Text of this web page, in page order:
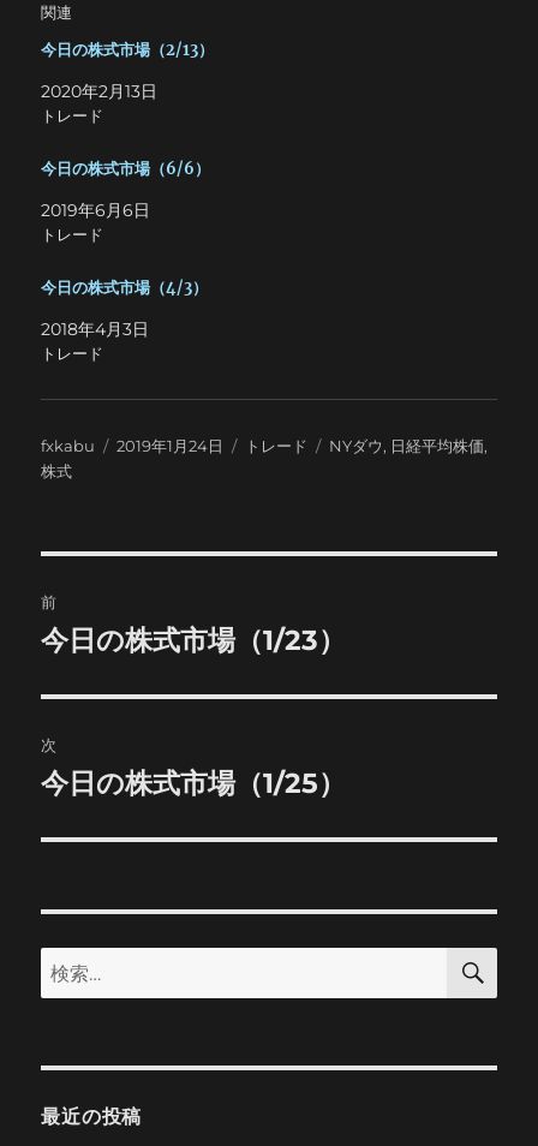
関連
今日の株式市場（2/13）
2020年2月13日
トレード
今日の株式市場（6/6）
2019年6月6日
トレード
今日の株式市場（4/3）
2018年4月3日
トレード
投
稿
fxkabu
投
2019年1月24日
カ
トレード
タ
NYダウ, 日経平均株価,
株式
稿
ビ
ゲ
ー
ン
前
前
投
稿:
今日の株式市場（1/23）
次
次
投
今日の株式市場（1/25）
検
索:
検
最近の投稿